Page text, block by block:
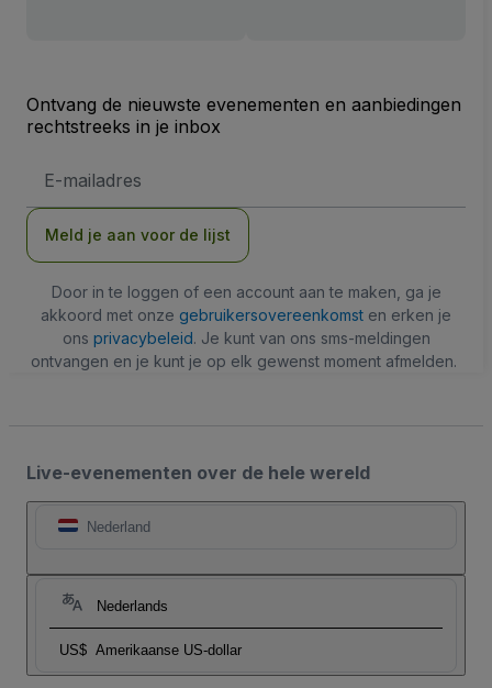
Ontvang de nieuwste evenementen en aanbiedingen
rechtstreeks in je inbox
mailadres
Meld je aan voor de lijst
Door in te loggen of een account aan te maken, ga je
akkoord met onze gebruikersovereenkomst en erken je
ons privacybeleid. Je kunt van ons sms-meldingen
ontvangen en je kunt je op elk gewenst moment afmelden.
Live-evenementen over de hele wereld
Nederland
Nederlands
US$ Amerikaanse US-dollar